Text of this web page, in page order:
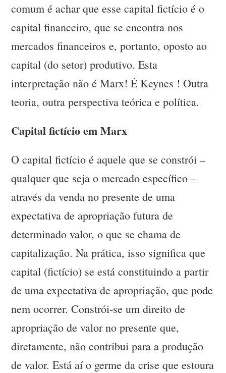
comum é achar que esse capital fictício é o
capital financeiro, que se encontra nos
mercados financeiros e, portanto, oposto ao
capital (do setor) produtivo. Esta
interpretação não é Marx! É Keynes ! Outra
teoria, outra perspectiva teórica e política.
Capital fictício em Marx
O capital fictício é aquele que se constrói –
qualquer que seja o mercado específico –
através da venda no presente de uma
expectativa de apropriação futura de
determinado valor, o que se chama de
capitalização. Na prática, isso significa que
capital (fictício) se está constituindo a partir
de uma expectativa de apropriação, que pode
nem ocorrer. Constrói-se um direito de
apropriação de valor no presente que,
diretamente, não contribui para a produção
de valor. Está aí o germe da crise que estoura